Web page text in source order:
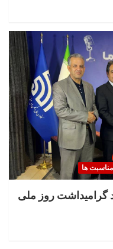
مناسبت ها
گرامیداشت روز ملی